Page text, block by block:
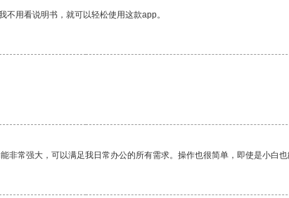
用看说明书，就可以轻松使用这款app。
常强大，可以满足我日常办公的所有需求。操作也很简单，即使是小白也